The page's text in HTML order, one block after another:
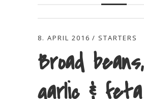
8. APRIL 2016 STARTERS
Broad beans,
garlic & feta